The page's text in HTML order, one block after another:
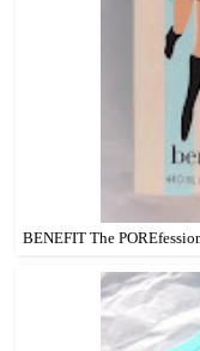
BENEFIT The